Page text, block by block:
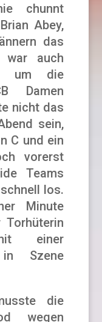
chunnt
Abey,
das
war auch
um die
Damen
nicht das
sein,
C und ein
vorerst
Teams
los.
Minute
einer
in Szene
die
wegen